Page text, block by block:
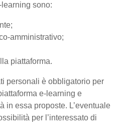
sono:
amministrativo;
piattaforma.
personali è obbligatorio per
e-learning e
in essa proposte. L’eventuale
per l’interessato di